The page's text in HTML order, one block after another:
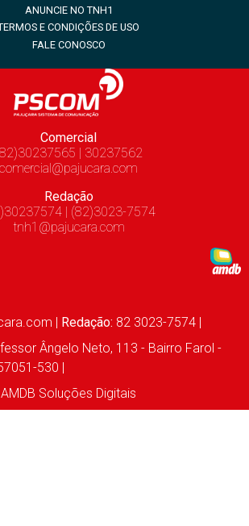
ANUNCIE NO TNH1
E CONDIÇÕES DE USO
FALE CONOSCO
Comercial
| 30237562
comercial@pajucara.com
Redação
| (82)3023-7574
tnh1@pajucara.com
| Redação: 82 3023-7574 |
Ângelo Neto, 113 - Bairro Farol -
530 |
AMDB Soluções Digitais